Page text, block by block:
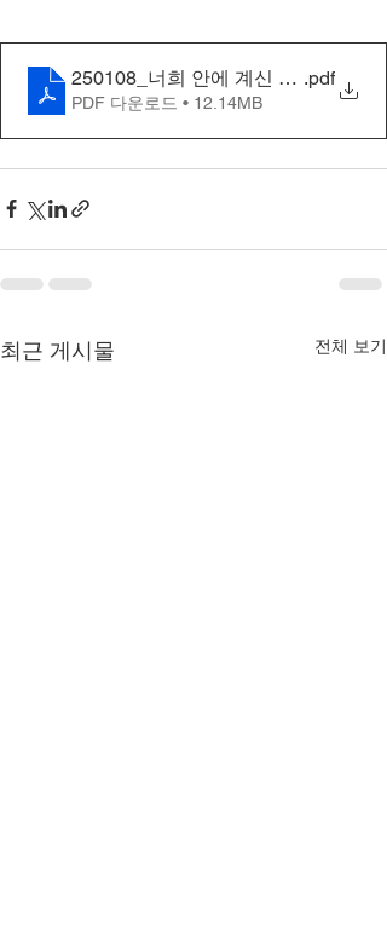
250108_너희 안에 계신 그리스도,
.pdf
PDF 다운로드 • 12.14MB
최근 게시물 전체 보기